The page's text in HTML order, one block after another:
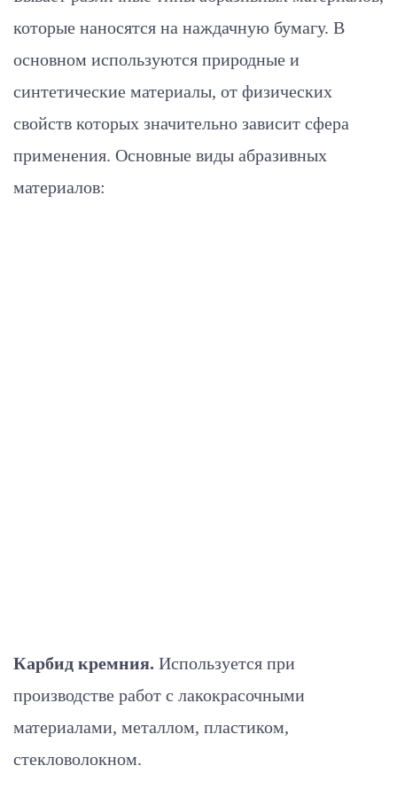
которые наносятся на наждачную бумагу. В
основном используются природные и
синтетические материалы, от физических
свойств которых значительно зависит сфера
применения. Основные виды абразивных
материалов:
Карбид кремния. Используется при
производстве работ с лакокрасочными
материалами, металлом, пластиком,
стекловолокном.